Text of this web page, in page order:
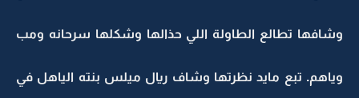
وشافها تطالع الطاولة اللي حذالها وشكلها سرحانه ومب
وياهم. تبع مايد نظرتها وشاف ريال ميلس بنته الياهل في